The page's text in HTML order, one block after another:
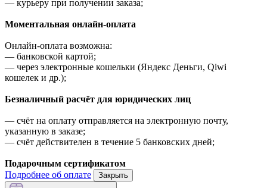
— курьеру при получении заказа;
Моментальная онлайн-оплата
Онлайн-оплата возможна:
— банковской картой;
— через электронные кошельки (Яндекс Деньги, Qiwi
кошелек и др.);
Безналичный расчёт для юридических лиц
— счёт на оплату отправляется на электронную почту,
указанную в заказе;
— счёт действителен в течение 5 банковских дней;
Подарочным сертификатом
Подробнее об оплате
Закрыть